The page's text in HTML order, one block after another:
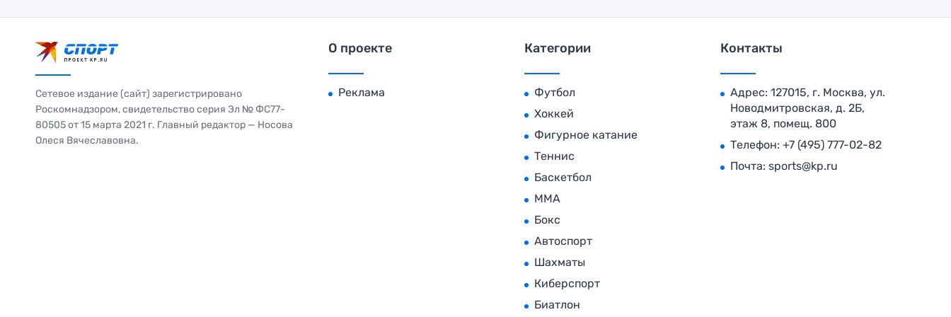
Сетевое издание (сайт) зарегистрировано
Роскомнадзором, свидетельство серия Эл № ФС77-
80505 от 15 марта 2021 г. Главный редактор — Носова
Олеся Вячеславовна.
О проекте
Реклама
Категории
Футбол
Хоккей
Фигурное катание
Теннис
Баскетбол
MMA
Бокс
Автоспорт
Шахматы
Киберспорт
Биатлон
Контакты
Адрес: 127015, г. Москва, ул.
Новодмитровская, д. 2Б,
этаж 8, помещ. 800
Телефон: +7 (495) 777-02-82
Почта: sports@kp.ru